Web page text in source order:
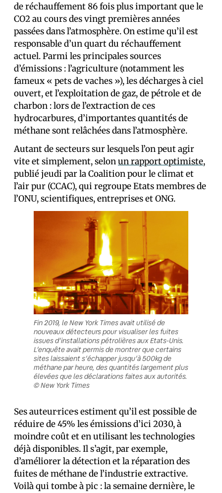
de réchauffement 86 fois plus important que le
CO2 au cours des vingt premières années
passées dans l’atmosphère. On estime qu’il est
responsable d’un quart du réchauffement
actuel. Parmi les principales sources
d’émissions : l’agriculture (notamment les
fameux « pets de vaches »), les décharges à ciel
ouvert, et l’exploitation de gaz, de pétrole et de
charbon : lors de l’extraction de ces
hydrocarbures, d’importantes quantités de
méthane sont relâchées dans l’atmosphère.
Autant de secteurs sur lesquels l’on peut agir
vite et simplement, selonun rapport optimiste,
publié jeudi par la Coalition pour le climat et
l’air pur (CCAC), qui regroupe Etats membres de
l’ONU, scientifiques, entreprises et ONG.
Fin 2019, le New York Times avait utilisé de
nouveaux détecteurs pour visualiser les fuites
issues d’installations pétrolières aux Etats-Unis.
L’enquête avait permis de montrer que certains
sites laissaient s’échapper jusqu’à 500kg de
méthane par heure, des quantités largement plus
élevées que les déclarations faites aux autorités.
© New York Times
Ses auteur·rice·s estiment qu’il est possible de
réduire de 45% les émissions d’ici 2030, à
moindre coût et en utilisant les technologies
déjà disponibles. Il s’agit, par exemple,
d’améliorer la détection et la réparation des
fuites de méthane de l’industrie extractive.
Voilà qui tombe à pic : la semaine dernière, le